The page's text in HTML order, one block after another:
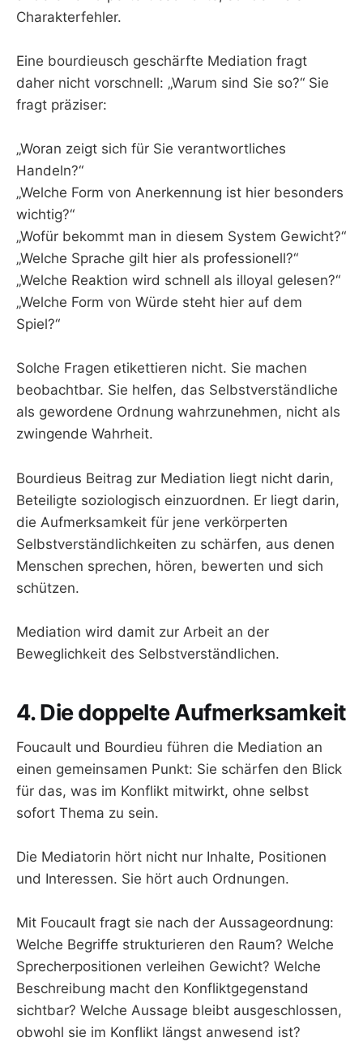
Charakterfehler.
Eine bourdieusch geschärfte Mediation fragt
daher nicht vorschnell: „Warum sind Sie so?“ Sie
fragt präziser:
„Woran zeigt sich für Sie verantwortliches
Handeln?“
„Welche Form von Anerkennung ist hier besonders
wichtig?“
„Wofür bekommt man in diesem System Gewicht?“
„Welche Sprache gilt hier als professionell?“
„Welche Reaktion wird schnell als illoyal gelesen?“
„Welche Form von Würde steht hier auf dem
Spiel?“
Solche Fragen etikettieren nicht. Sie machen
beobachtbar. Sie helfen, das Selbstverständliche
als gewordene Ordnung wahrzunehmen, nicht als
zwingende Wahrheit.
Bourdieus Beitrag zur Mediation liegt nicht darin,
Beteiligte soziologisch einzuordnen. Er liegt darin,
die Aufmerksamkeit für jene verkörperten
Selbstverständlichkeiten zu schärfen, aus denen
Menschen sprechen, hören, bewerten und sich
schützen.
Mediation wird damit zur Arbeit an der
Beweglichkeit des Selbstverständlichen.
4. Die doppelte Aufmerksamkeit
Foucault und Bourdieu führen die Mediation an
einen gemeinsamen Punkt: Sie schärfen den Blick
für das, was im Konflikt mitwirkt, ohne selbst
sofort Thema zu sein.
Die Mediatorin hört nicht nur Inhalte, Positionen
und Interessen. Sie hört auch Ordnungen.
Mit Foucault fragt sie nach der Aussageordnung:
Welche Begriffe strukturieren den Raum? Welche
Sprecherpositionen verleihen Gewicht? Welche
Beschreibung macht den Konfliktgegenstand
sichtbar? Welche Aussage bleibt ausgeschlossen,
obwohl sie im Konflikt längst anwesend ist?